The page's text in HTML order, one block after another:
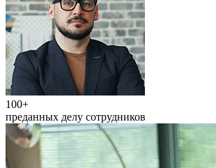
100+
преданных делу сотрудников